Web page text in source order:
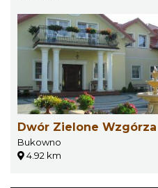
Dwór Zielone Wzgórza
Bukowno
4.92 km